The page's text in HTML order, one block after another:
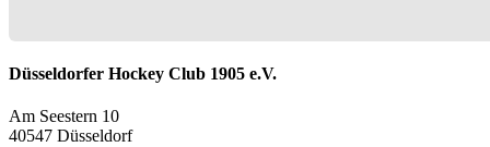
Düsseldorfer Hockey Club 1905 e.V.
Am Seestern 10
40547 Düsseldorf